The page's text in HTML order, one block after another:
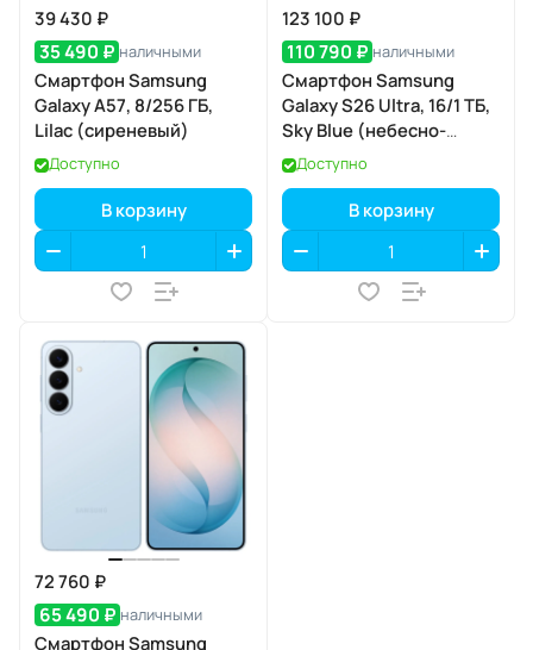
39 430 ₽
35 490 ₽ наличными
Смартфон Samsung
Galaxy A57, 8/256 ГБ,
Lilac (сиреневый)
Доступно
В корзину
123 100 ₽
110 790 ₽ наличными
Смартфон Samsung
Galaxy S26 Ultra, 16/1 ТБ,
Sky Blue (небесно-
голубой)
Доступно
В корзину
72 760 ₽
65 490 ₽ наличными
Смартфон Samsung